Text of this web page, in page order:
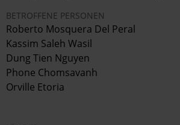
BETROFFENE PERSONEN
Roberto Mosquera Del Peral
Kassim Saleh Wasil
Dung Tien Nguyen
Phone Chomsavanh
Orville Etoria